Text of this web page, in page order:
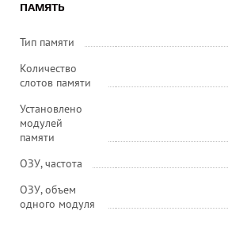
ПАМЯТЬ
Тип памяти
Количество
слотов памяти
Установлено
модулей
памяти
ОЗУ, частота
ОЗУ, объем
одного модуля